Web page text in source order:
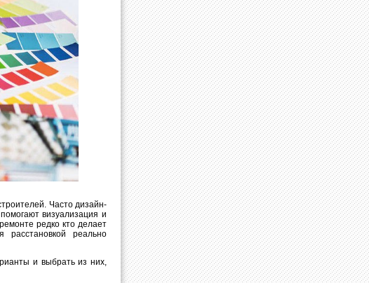
Часто дизайн-
визуализация и
редко кто делает
реально
и выбрать из них,